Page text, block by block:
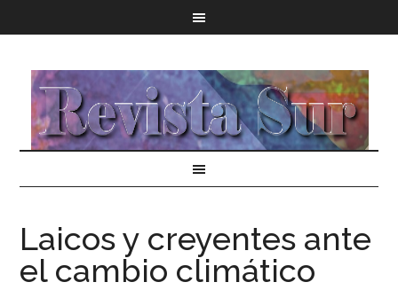
Laicos y creyentes ante
el cambio climático